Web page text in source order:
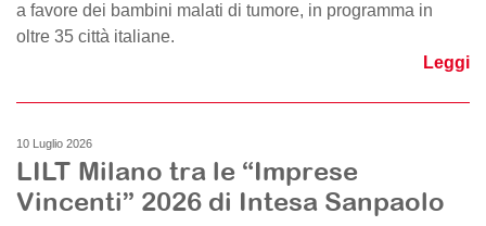
a favore dei bambini malati di tumore, in programma in
oltre 35 città italiane.
Leggi
10 Luglio 2026
LILT Milano tra le “Imprese
Vincenti” 2026 di Intesa Sanpaolo